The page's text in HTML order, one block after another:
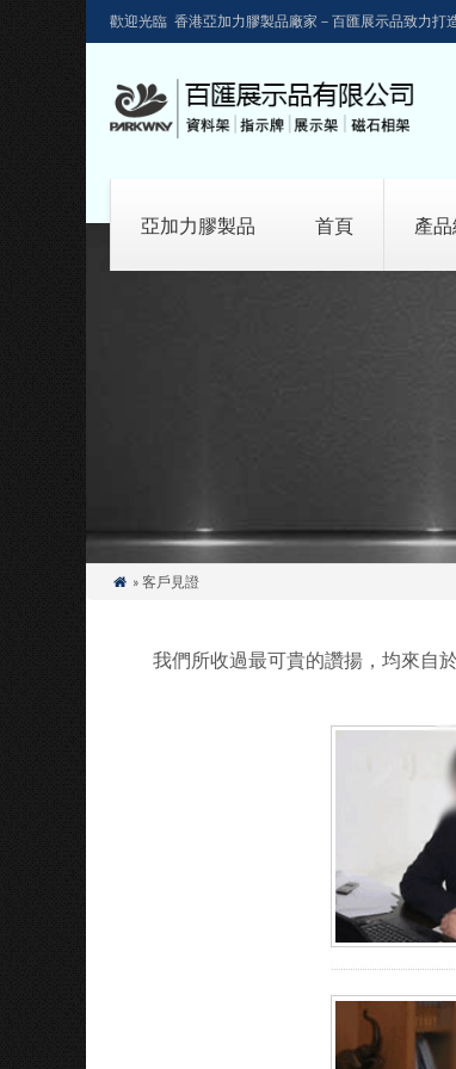
歡迎光臨 香港亞加力膠製品廠家－百匯展示品致力打
亞加力膠製品 首頁 產
 » 客戶見證
我們所收過最可貴的讚揚，均來自